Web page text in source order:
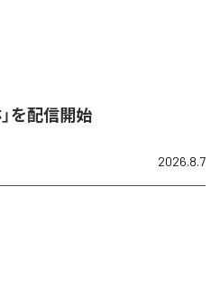
を配信開始
2026.8.7